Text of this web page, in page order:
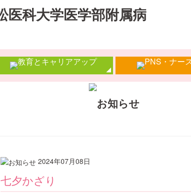
2024年07月08日
七夕かざり